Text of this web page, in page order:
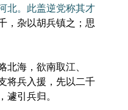
北。此盖逆党称其才
，杂以胡兵镇之；思
海，欲南取江、
将兵入援，先以二千
遽引兵归。